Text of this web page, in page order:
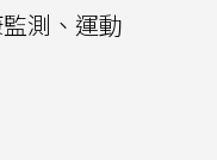
測、運動